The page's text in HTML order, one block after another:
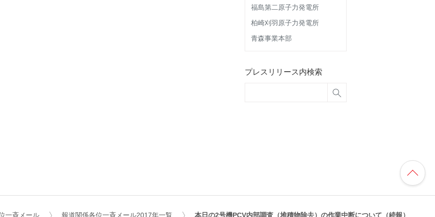
福島第二原子力発電所
柏崎刈羽原子力発電所
青森事業本部
プレスリリース内検索
一斉メール 報道関係各位一斉メール2017年一覧 本日の2号機PCV内部調査（堆積物除去）の作業中断について（続報）